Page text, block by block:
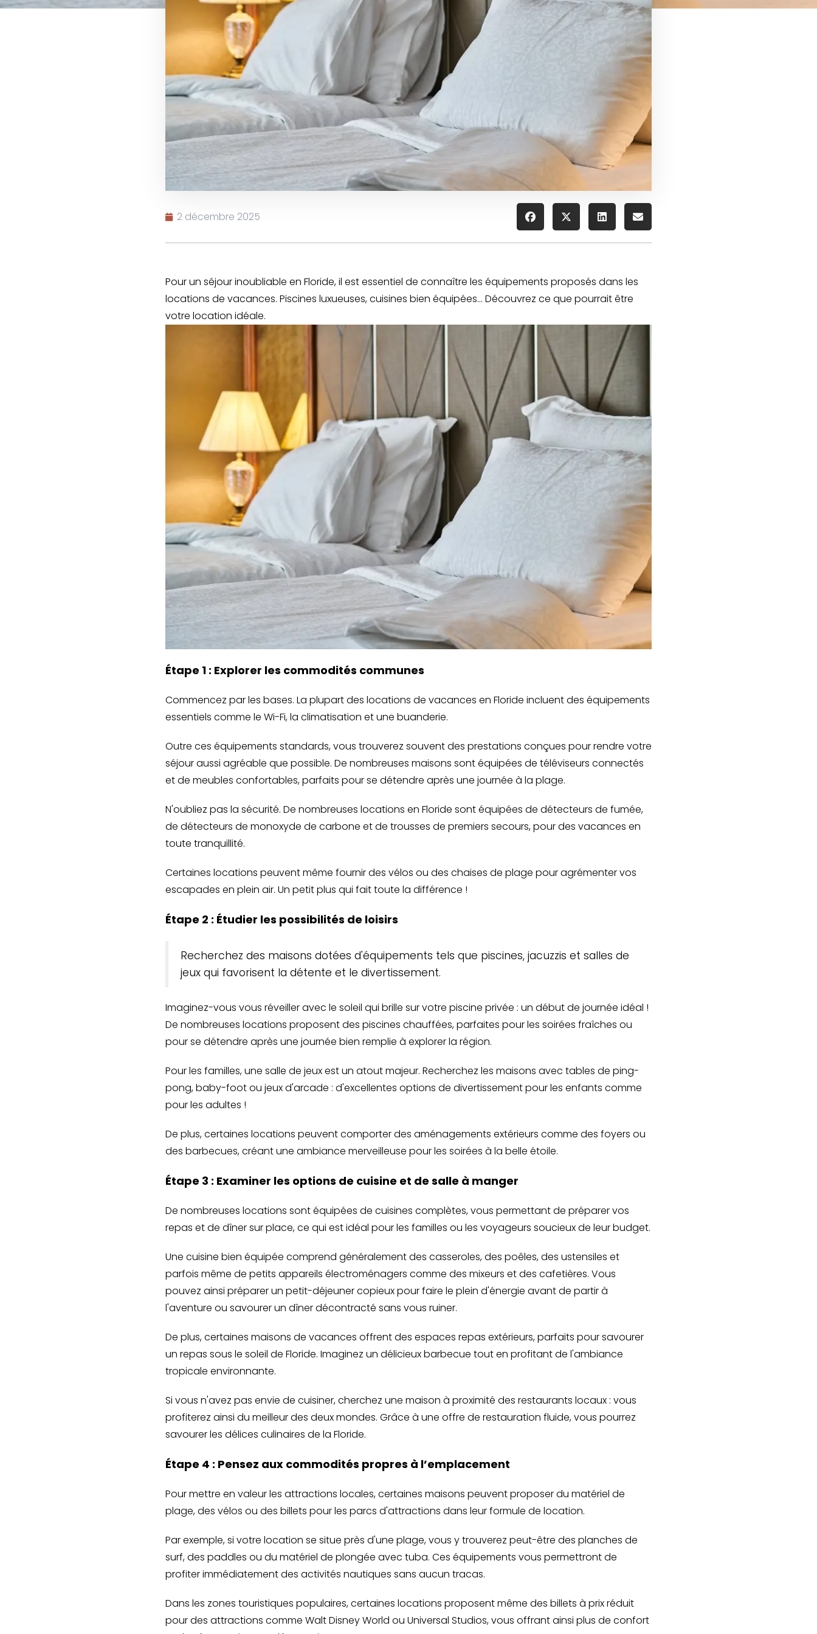
2 décembre 2025
Pour un séjour inoubliable en Floride, il est essentiel de connaître les équipements proposés dans les
locations de vacances. Piscines luxueuses, cuisines bien équipées… Découvrez ce que pourrait être
votre location idéale.
Étape 1 : Explorer les commodités communes
Commencez par les bases. La plupart des locations de vacances en Floride incluent des équipements
essentiels comme le Wi-Fi, la climatisation et une buanderie.
Outre ces équipements standards, vous trouverez souvent des prestations conçues pour rendre votre
séjour aussi agréable que possible. De nombreuses maisons sont équipées de téléviseurs connectés
et de meubles confortables, parfaits pour se détendre après une journée à la plage.
N'oubliez pas la sécurité. De nombreuses locations en Floride sont équipées de détecteurs de fumée,
de détecteurs de monoxyde de carbone et de trousses de premiers secours, pour des vacances en
toute tranquillité.
Certaines locations peuvent même fournir des vélos ou des chaises de plage pour agrémenter vos
escapades en plein air. Un petit plus qui fait toute la différence !
Étape 2 : Étudier les possibilités de loisirs
Recherchez des maisons dotées d'équipements tels que piscines, jacuzzis et salles de
jeux qui favorisent la détente et le divertissement.
Imaginez-vous vous réveiller avec le soleil qui brille sur votre piscine privée : un début de journée idéal !
De nombreuses locations proposent des piscines chauffées, parfaites pour les soirées fraîches ou
pour se détendre après une journée bien remplie à explorer la région.
Pour les familles, une salle de jeux est un atout majeur. Recherchez les maisons avec tables de ping-
pong, baby-foot ou jeux d'arcade : d'excellentes options de divertissement pour les enfants comme
pour les adultes !
De plus, certaines locations peuvent comporter des aménagements extérieurs comme des foyers ou
des barbecues, créant une ambiance merveilleuse pour les soirées à la belle étoile.
Étape 3 : Examiner les options de cuisine et de salle à manger
De nombreuses locations sont équipées de cuisines complètes, vous permettant de préparer vos
repas et de dîner sur place, ce qui est idéal pour les familles ou les voyageurs soucieux de leur budget.
Une cuisine bien équipée comprend généralement des casseroles, des poêles, des ustensiles et
parfois même de petits appareils électroménagers comme des mixeurs et des cafetières. Vous
pouvez ainsi préparer un petit-déjeuner copieux pour faire le plein d'énergie avant de partir à
l'aventure ou savourer un dîner décontracté sans vous ruiner.
De plus, certaines maisons de vacances offrent des espaces repas extérieurs, parfaits pour savourer
un repas sous le soleil de Floride. Imaginez un délicieux barbecue tout en profitant de l'ambiance
tropicale environnante.
Si vous n'avez pas envie de cuisiner, cherchez une maison à proximité des restaurants locaux : vous
profiterez ainsi du meilleur des deux mondes. Grâce à une offre de restauration fluide, vous pourrez
savourer les délices culinaires de la Floride.
Étape 4 : Pensez aux commodités propres à l’emplacement
Pour mettre en valeur les attractions locales, certaines maisons peuvent proposer du matériel de
plage, des vélos ou des billets pour les parcs d'attractions dans leur formule de location.
Par exemple, si votre location se situe près d'une plage, vous y trouverez peut-être des planches de
surf, des paddles ou du matériel de plongée avec tuba. Ces équipements vous permettront de
profiter immédiatement des activités nautiques sans aucun tracas.
Dans les zones touristiques populaires, certaines locations proposent même des billets à prix réduit
pour des attractions comme Walt Disney World ou Universal Studios, vous offrant ainsi plus de confort